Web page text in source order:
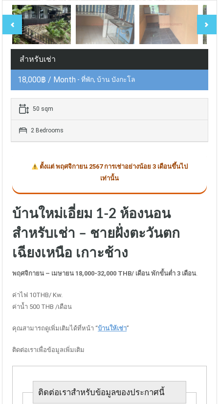
สำหรับเช่า
18,000฿ / Month - ที่พัก, บ้าน บังกะโล
50 sqm
2 Bedrooms
ตั้งแต่ พฤศจิกายน 2567 การเช่าอย่างน้อย 3 เดือนขึ้นไป
เท่านั้น
บ้านใหม่เอี่ยม 1-2 ห้องนอน
สำหรับเช่า – ชายฝั่งตะวันตก
เฉียงเหนือ เกาะช้าง
พฤศจิกายน – เมษายน 18,000-32,000 THB/ เดือน พักขั้นต่ำ 3 เดือน.
ค่าไฟ 10THB/ Kw.
ค่าน้ำ 500 THB /เดือน
คุณสามารถดูเพิ่มเติมได้ที่หน้า “บ้านให้เช่า”
ติดต่อเราเพื่อข้อมูลเพิ่มเติม
ติดต่อเราสำหรับข้อมูลของประกาศนี้